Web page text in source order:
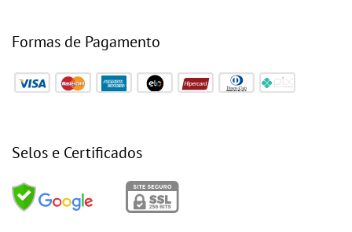
Formas de Pagamento
Selos e Certificados